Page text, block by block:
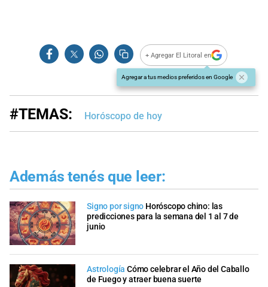
+ Agregar El Litoral en
Agregar a tus medios preferidos en Google
#TEMAS: Horóscopo de hoy
Además tenés que leer:
Signo por signo Horóscopo chino: las
predicciones para la semana del 1 al 7 de
junio
Astrología Cómo celebrar el Año del Caballo
de Fuego y atraer buena suerte